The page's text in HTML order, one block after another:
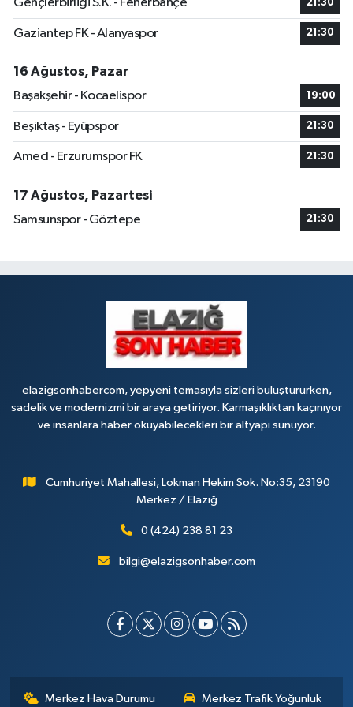
Dogan Eczanesi
Makfire Eczanesi
Çaydaçıra Mahallesi, Adnan Kahveci Caddesi, No:29 Merkez Elazığ
Gençlerbirliği S.K. - Fenerbahçe 21:30
Gaziantep FK - Alanyaspor 21:30
16 Ağustos, Pazar
Başakşehir - Kocaelispor
19:00
Beşiktaş - Eyüpspor 21:30
Amed - Erzurumspor FK 21:30
17 Ağustos, Pazartesi
Samsunspor - Göztepe
21:30
elazigsonhabercom, yepyeni temasıyla sizleri buluştururken,
sadelik ve modernizmi bir araya getiriyor. Karmaşıklıktan kaçınıyor
ve insanlara haber okuyabilecekleri bir altyapı sunuyor.
Cumhuriyet Mahallesi, Lokman Hekim Sok. No:35, 23190
Merkez / Elazığ
0 (424) 238 81 23
bilgi@elazigsonhaber.com
Merkez Hava Durumu Merkez Trafik Yoğunluk